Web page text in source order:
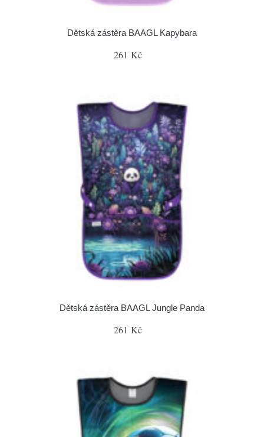
Dětská zástěra BAAGL Kapybara
261 Kč
Dětská zástěra BAAGL Jungle Panda
261 Kč